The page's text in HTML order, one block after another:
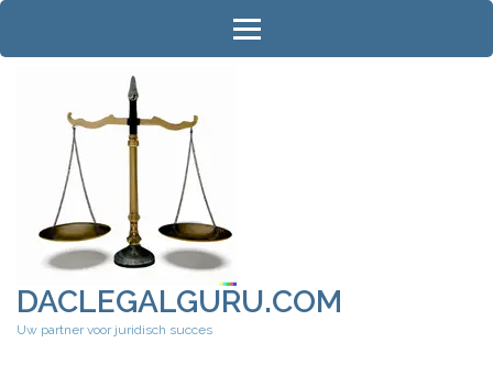
Ga
inhoud
DACLEGALGURU.COM
Uw partner voor juridisch succes